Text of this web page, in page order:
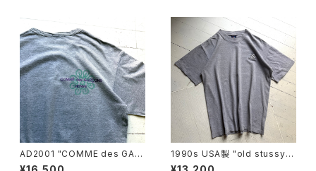
AD2001 "COMME des GAR
ÇONS HOMME" S/S T-shirt
1990s USA製 "old stussy"
S/S T-shirt